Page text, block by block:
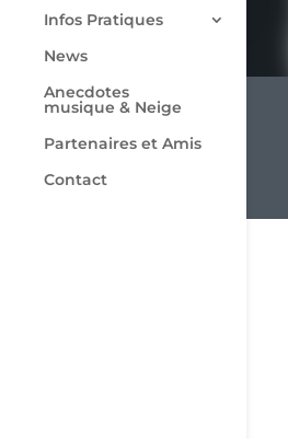
Infos Pratiques
News
Anecdotes
musique & Neige
Partenaires et Amis
Contact